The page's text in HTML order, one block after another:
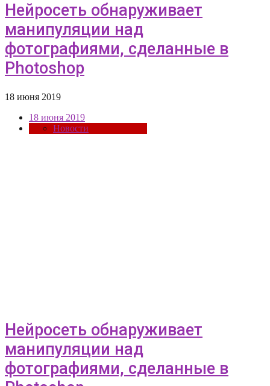
Нейросеть обнаруживает
манипуляции над
фотографиями, сделанные в
Photoshop
18 июня 2019
18 июня 2019
Новости
Нейросеть обнаруживает
манипуляции над
фотографиями, сделанные в